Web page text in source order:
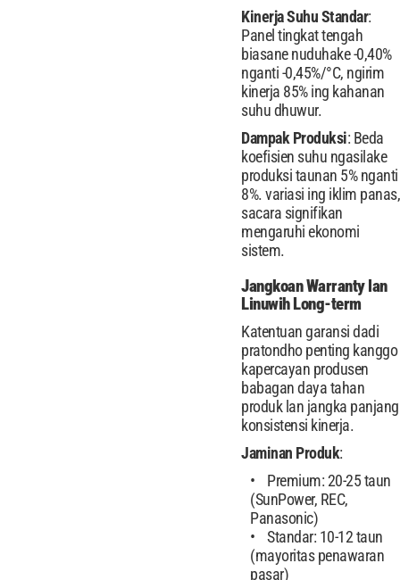
Kinerja Suhu Standar:
Panel tingkat tengah
biasane nuduhake -0,40%
nganti -0,45%/°C, ngirim
kinerja 85% ing kahanan
suhu dhuwur.
Dampak Produksi: Beda
koefisien suhu ngasilake
produksi taunan 5% nganti
8%. variasi ing iklim panas,
sacara signifikan
mengaruhi ekonomi
sistem.
Jangkoan Warranty lan
Linuwih Long-term
Katentuan garansi dadi
pratondho penting kanggo
kapercayan produsen
babagan daya tahan
produk lan jangka panjang
konsistensi kinerja.
Jaminan Produk:
Premium: 20-25 taun
(SunPower, REC,
Panasonic)
Standar: 10-12 taun
(mayoritas penawaran
pasar)